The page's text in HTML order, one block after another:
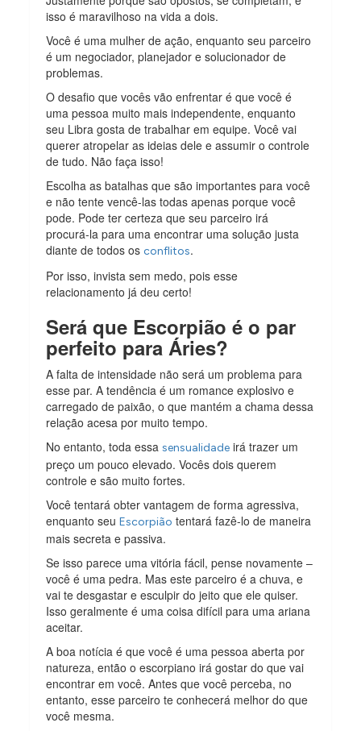
isso é maravilhoso na vida a dois.
Você é uma mulher de ação, enquanto seu parceiro
é um negociador, planejador e solucionador de
problemas.
O desafio que vocês vão enfrentar é que você é
uma pessoa muito mais independente, enquanto
seu Libra gosta de trabalhar em equipe. Você vai
querer atropelar as ideias dele e assumir o controle
de tudo. Não faça isso!
Escolha as batalhas que são importantes para você
e não tente vencê-las todas apenas porque você
pode. Pode ter certeza que seu parceiro irá
procurá-la para uma encontrar uma solução justa
diante de todos osconflitos.
Por isso, invista sem medo, pois esse
relacionamento já deu certo!
Será que Escorpião é o par
perfeito para Áries?
A falta de intensidade não será um problema para
esse par. A tendência é um romance explosivo e
carregado de paixão, o que mantém a chama dessa
relação acesa por muito tempo.
No entanto, toda essasensualidade irá trazer um
preço um pouco elevado. Vocês dois querem
controle e são muito fortes.
Você tentará obter vantagem de forma agressiva,
enquanto seuEscorpião tentará fazê-lo de maneira
mais secreta e passiva.
Se isso parece uma vitória fácil, pense novamente –
você é uma pedra. Mas este parceiro é a chuva, e
vai te desgastar e esculpir do jeito que ele quiser.
Isso geralmente é uma coisa difícil para uma ariana
aceitar.
A boa notícia é que você é uma pessoa aberta por
natureza, então o escorpiano irá gostar do que vai
encontrar em você. Antes que você perceba, no
entanto, esse parceiro te conhecerá melhor do que
você mesma.